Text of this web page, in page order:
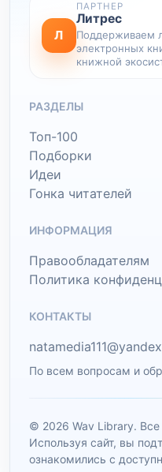
Л
ПАРТНЕР
Литрес
Поддерживаем
электронных
книжной
РАЗДЕЛЫ
Топ-100
Подборки
Идеи
Гонка читателей
ИНФОРМАЦИЯ
Правообладателям
Политика
КОНТАКТЫ
По всем вопросам и
© 2026 Wav Library.
Используя сайт, вы
ознакомились с